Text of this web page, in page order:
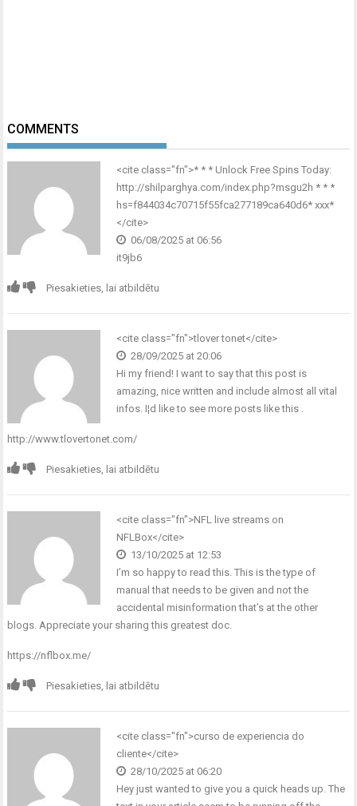
COMMENTS
<cite class="fn">* * * Unlock Free Spins Today:
http://shilparghya.com/index.php?msgu2h * * *
hs=f844034c70715f55fca277189ca640d6* ххх*
</cite>
06/08/2025 at 06:56
it9jb6
Piesakieties, lai atbildētu
<cite class="fn">tlover tonet</cite>
28/09/2025 at 20:06
Hi my friend! I want to say that this post is
amazing, nice written and include almost all vital
infos. I¦d like to see more posts like this .
http://www.tlovertonet.com/
Piesakieties, lai atbildētu
<cite class="fn">NFL live streams on
NFLBox</cite>
13/10/2025 at 12:53
I’m so happy to read this. This is the type of
manual that needs to be given and not the
accidental misinformation that’s at the other
blogs. Appreciate your sharing this greatest doc.
https://nflbox.me/
Piesakieties, lai atbildētu
<cite class="fn">curso de experiencia do
cliente</cite>
28/10/2025 at 06:20
Hey just wanted to give you a quick heads up. The